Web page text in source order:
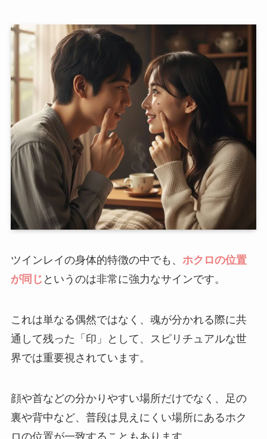
ツインレイの身体的特徴の中でも、 ホクロの位置
が同じ というのは非常に強力なサインです。
これは単なる偶然ではなく、魂が分かれる際に共
通して残った「印」として、スピリチュアルな世
界では重要視されています。
顔や首などの分かりやすい場所だけでなく、足の
裏や背中など、普段は見えにくい場所にあるホク